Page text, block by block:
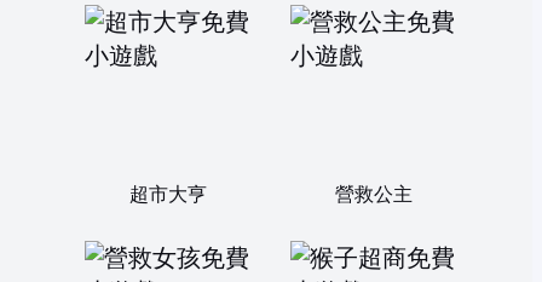
超市大亨 營救公主